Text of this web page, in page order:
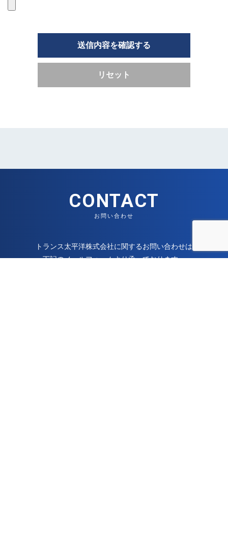
CONTACT
お問い合わせ
トランス太平洋株式会社に関するお問い合わせは
下記のメールフォームより承っております。